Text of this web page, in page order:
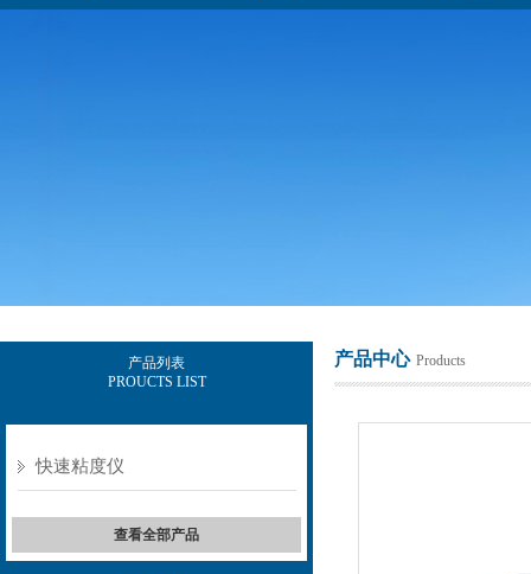
产品列表
PROUCTS LIST
快速粘度仪
查看全部产品
产品中心 Products